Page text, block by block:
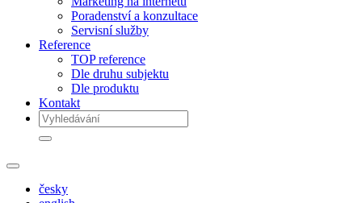
Poradenství a konzultace
Servisní služby
Reference
TOP reference
Dle druhu subjektu
Dle produktu
Kontakt
česky